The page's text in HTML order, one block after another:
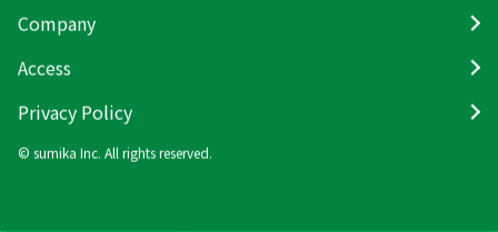
Company
Access
Privacy Policy
© sumika Inc. All rights reserved.